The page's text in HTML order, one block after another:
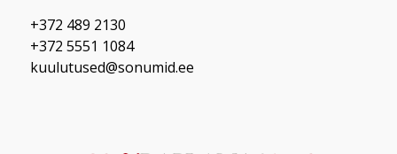
+372 489 2130
+372 5551 1084
kuulutused@sonumid.ee